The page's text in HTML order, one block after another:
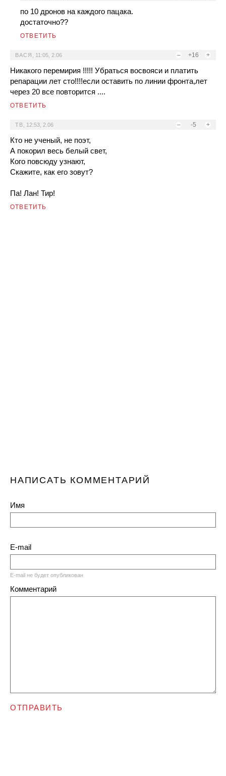
по 10 дронов на каждого пацака.
достаточно??
ОТВЕТИТЬ
– +16 +
ВАСЯ 11:05, 2.06
Никакого перемирия !!!!! Убраться восвояси и платить
репарации лет сто!!!!если оставить по линии фронта,лет
через 20 все повторится ....
ОТВЕТИТЬ
– -5 +
ТВ 12:53, 2.06
Кто не ученый, не поэт,
А покорил весь белый свет,
Кого повсюду узнают,
Скажите, как его зовут?
Па! Лан! Тир!
ОТВЕТИТЬ
НАПИСАТЬ КОММЕНТАРИЙ
Имя
E-mail
E-mail не будет опубликован
Комментарий
ОТПРАВИТЬ